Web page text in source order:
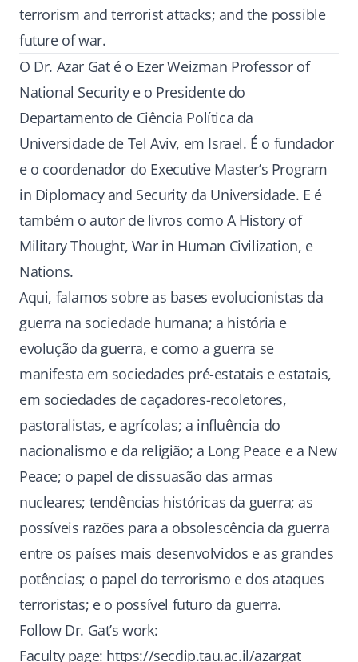
terrorism and terrorist attacks; and the possible
future of war.
O Dr. Azar Gat é o Ezer Weizman Professor of
National Security e o Presidente do
Departamento de Ciência Política da
Universidade de Tel Aviv, em Israel. É o fundador
e o coordenador do Executive Master’s Program
in Diplomacy and Security da Universidade. E é
também o autor de livros como A History of
Military Thought, War in Human Civilization, e
Nations.
Aqui, falamos sobre as bases evolucionistas da
guerra na sociedade humana; a história e
evolução da guerra, e como a guerra se
manifesta em sociedades pré-estatais e estatais,
em sociedades de caçadores-recoletores,
pastoralistas, e agrícolas; a influência do
nacionalismo e da religião; a Long Peace e a New
Peace; o papel de dissuasão das armas
nucleares; tendências históricas da guerra; as
possíveis razões para a obsolescência da guerra
entre os países mais desenvolvidos e as grandes
potências; o papel do terrorismo e dos ataques
terroristas; e o possível futuro da guerra.
Follow Dr. Gat’s work:
Faculty page: https://secdip.tau.ac.il/azargat